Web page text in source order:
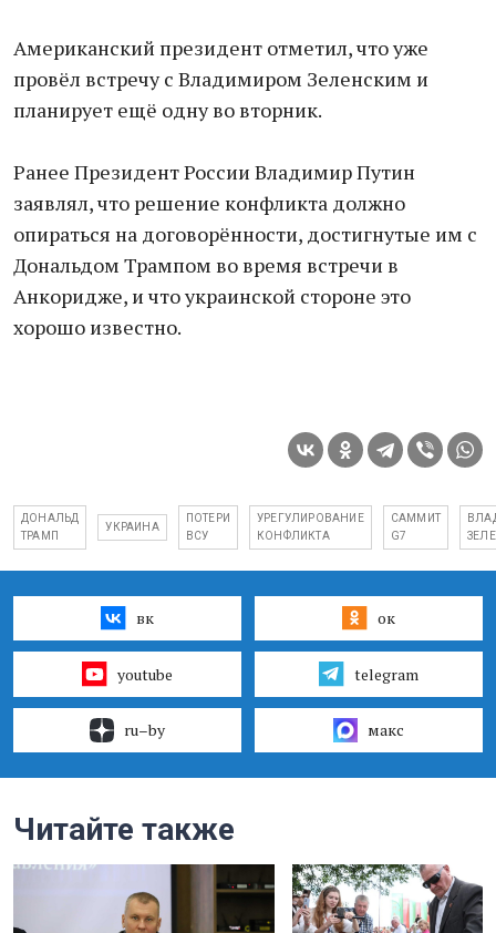
Американский президент отметил, что уже
провёл встречу с Владимиром Зеленским и
планирует ещё одну во вторник.
Ранее Президент России Владимир Путин
заявлял, что решение конфликта должно
опираться на договорённости, достигнутые им с
Дональдом Трампом во время встречи в
Анкоридже, и что украинской стороне это
хорошо известно.
ДОНАЛЬД
ТРАМП
УКРАИНА
ПОТЕРИ
ВСУ
УРЕГУЛИРОВАНИЕ
КОНФЛИКТА
САММИТ
G7
вк ок
youtube telegram
ru–by макс
Читайте также